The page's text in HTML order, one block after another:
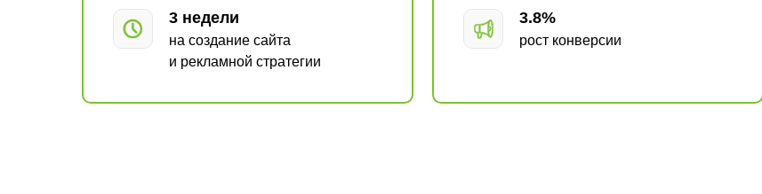
3 недели
на создание сайта
и рекламной стратегии
3.8%
рост конверсии